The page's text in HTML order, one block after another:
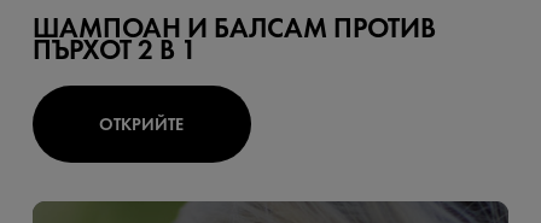
ШАМПОАН И БАЛСАМ ПРОТИВ
ПЪРХОТ 2 В 1
ОТКРИЙТЕ